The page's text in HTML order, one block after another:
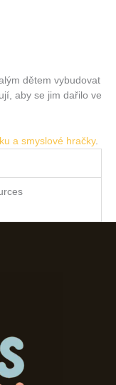
dětem vybudovat
aby se jim dařilo ve
a smyslové hračky.